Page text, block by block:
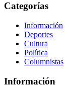
Categorías
Información
Deportes
Cultura
Política
Columnistas
Información